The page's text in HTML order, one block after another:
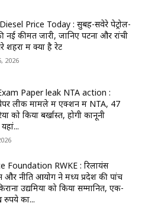
Price Today : सुबह-सवेरे पेट्रोल-
नई कीमतें जारी, जानिए पटना और रांची
शहरों में क्या है रेट
2026
Paper leak NTA action :
लीक मामले में एक्शन में NTA, 47
को किया बर्खास्त, होगी कानूनी
यहां...
Foundation RWKE : रिलायंस
और नीति आयोग ने मध्य प्रदेश की पांच
उद्यमियों को किया सम्मानित, एक-
का...